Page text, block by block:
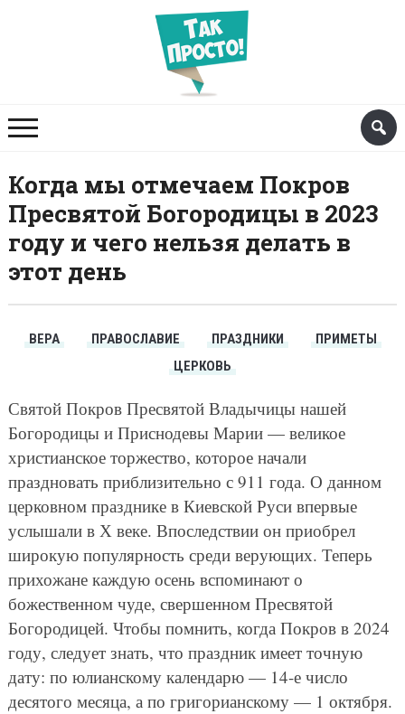
Когда мы отмечаем Покров
Пресвятой Богородицы в 2023
году и чего нельзя делать в
этот день
ВЕРА ПРАВОСЛАВИЕ ПРАЗДНИКИ
ПРИМЕТЫ
ЦЕРКОВЬ
Святой Покров Пресвятой Владычицы нашей
Богородицы и Приснодевы Марии — великое
христианское торжество, которое начали
праздновать приблизительно с 911 года. О данном
церковном празднике в Киевской Руси впервые
услышали в Х веке. Впоследствии он приобрел
широкую популярность среди верующих. Теперь
прихожане каждую осень вспоминают о
божественном чуде, свершенном Пресвятой
Богородицей. Чтобы помнить, когда Покров в 2024
году, следует знать, что праздник имеет точную
дату: по юлианскому календарю — 14-е число
десятого месяца, а по григорианскому — 1 октября.